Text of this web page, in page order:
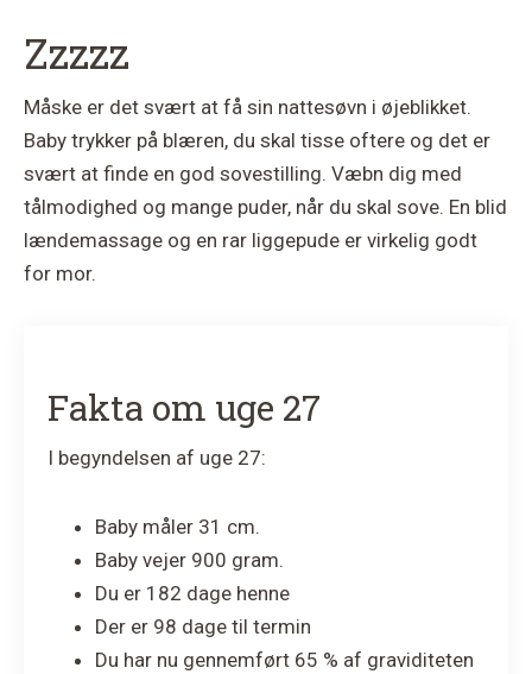
Zzzzz
Måske er det svært at få sin nattesøvn i øjeblikket.
Baby trykker på blæren, du skal tisse oftere og det er
svært at finde en god sovestilling. Væbn dig med
tålmodighed og mange puder, når du skal sove. En blid
lændemassage og en rar liggepude er virkelig godt
for mor.
Fakta om uge 27
I begyndelsen af uge 27:
Baby måler 31 cm.
Baby vejer 900 gram.
Du er 182 dage henne
Der er 98 dage til termin
Du har nu gennemført 65 % af graviditeten